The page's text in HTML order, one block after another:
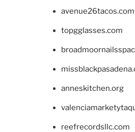
avenue26tacos.com
topgglasses.com
anneskitchen.org
reefrecordsllc.com